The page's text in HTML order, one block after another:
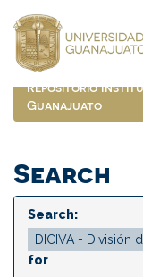
navigation
Repositorio
Guanajuato
Search
Search:
for